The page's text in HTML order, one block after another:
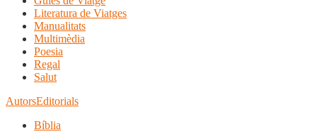
Literatura de Viatges
Manualitats
Multimèdia
Poesia
Regal
Salut
AutorsEditorials
Bíblia